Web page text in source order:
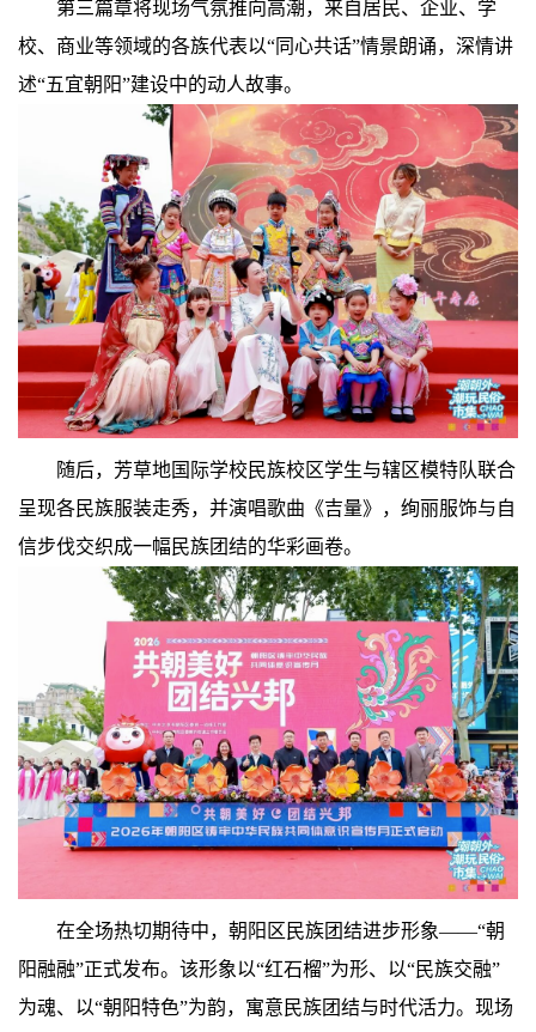
第三篇章将现场气氛推向高潮，来自居民、企业、学
校、商业等领域的各族代表以“同心共话”情景朗诵，深情讲
述“五宜朝阳”建设中的动人故事。
随后，芳草地国际学校民族校区学生与辖区模特队联合
呈现各民族服装走秀，并演唱歌曲《吉量》，绚丽服饰与自
信步伐交织成一幅民族团结的华彩画卷。
在全场热切期待中，朝阳区民族团结进步形象——“朝
阳融融”正式发布。该形象以“红石榴”为形、以“民族交融”
为魂、以“朝阳特色”为韵，寓意民族团结与时代活力。现场